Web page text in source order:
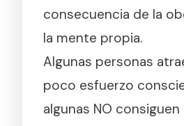
consecuencia de la
la mente propia.
Algunas personas
poco esfuerzo
algunas NO